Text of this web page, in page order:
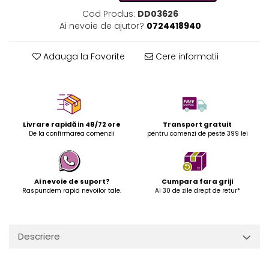
Cod Produs: DD03626
Ai nevoie de ajutor? 0724418940
Adauga la Favorite Cere informatii
Livrare rapidă in 48/72 ore
De la confirmarea comenzii
Transport gratuit
pentru comenzi de peste 399 lei
Ai nevoie de suport?
Raspundem rapid nevoilor tale.
Cumpara fara griji
Ai 30 de zile drept de retur*
Descriere